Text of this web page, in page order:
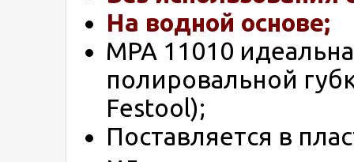
На водной основе;
MPA 11010
полировальной
Festool);
Поставляется в